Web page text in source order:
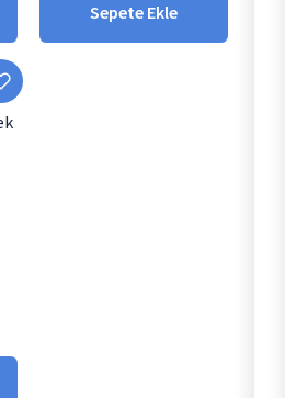
Sepete Ekle